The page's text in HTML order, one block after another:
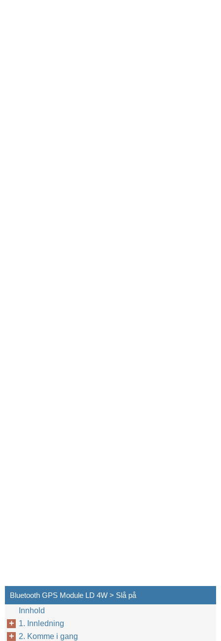
Bluetooth GPS Module LD 4W > Slå på
Innhold
1. Innledning
2. Komme i gang